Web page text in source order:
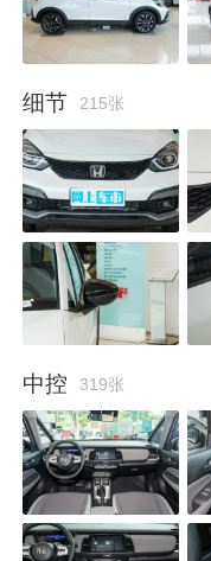
细节 215张
中控 319张